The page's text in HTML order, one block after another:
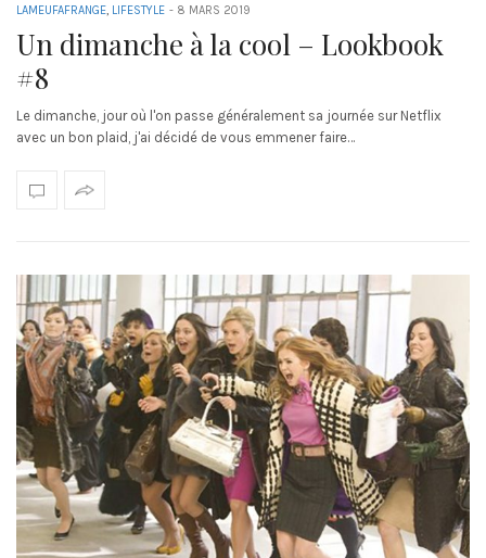
LAMEUFAFRANGE, LIFESTYLE - 8 MARS 2019
Un dimanche à la cool – Lookbook
#8
Le dimanche, jour où l'on passe généralement sa journée sur Netflix
avec un bon plaid, j'ai décidé de vous emmener faire…